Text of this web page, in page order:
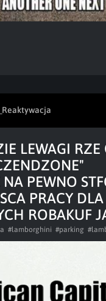
LEWAGI RZE
PEWNO
PRACY
ROBAKUF
#lamborghini #parking